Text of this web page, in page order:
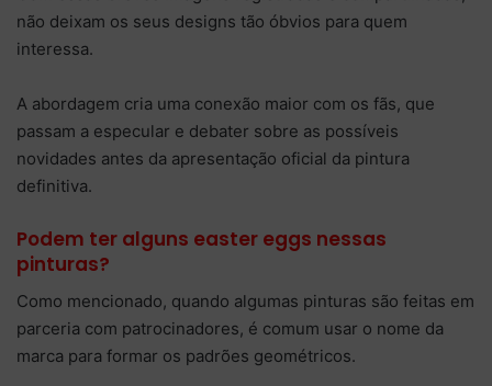
não deixam os seus designs tão óbvios para quem
interessa.
A abordagem cria uma conexão maior com os fãs, que
passam a especular e debater sobre as possíveis
novidades antes da apresentação oficial da pintura
definitiva.
Podem ter alguns easter eggs nessas
pinturas?
Como mencionado, quando algumas pinturas são feitas em
parceria com patrocinadores, é comum usar o nome da
marca para formar os padrões geométricos.